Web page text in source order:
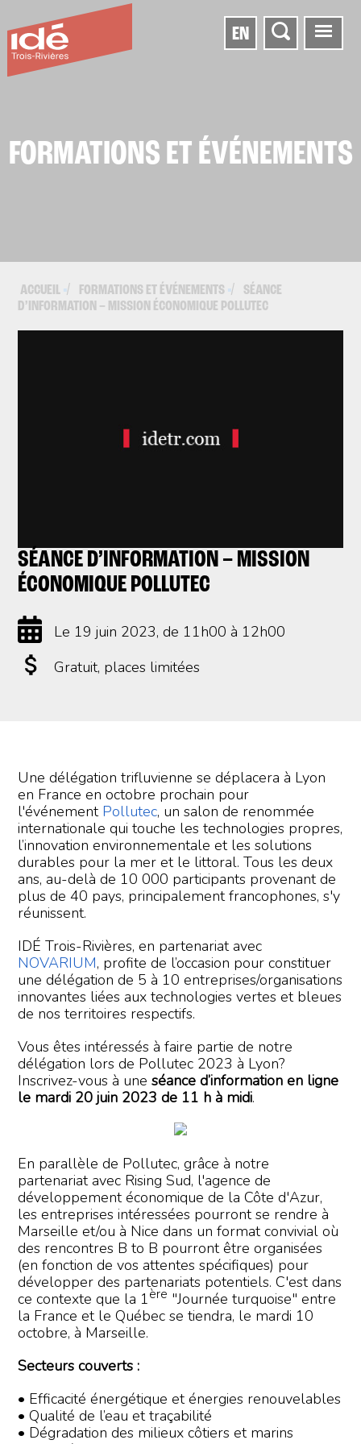
EN
FORMATIONS ET ÉVÉNEMENTS
ACCUEIL ▪ FORMATIONS ET ÉVÉNEMENTS ▪
SÉANCE
D’INFORMATION – MISSION ÉCONOMIQUE POLLUTEC
SÉANCE D’INFORMATION – MISSION
ÉCONOMIQUE POLLUTEC
Le 19 juin 2023, de 11h00 à 12h00
Gratuit, places limitées
Une délégation trifluvienne se déplacera à Lyon
en France en octobre prochain pour
l'événement Pollutec, un salon de renommée
internationale qui touche les technologies propres,
l’innovation environnementale et les solutions
durables pour la mer et le littoral. Tous les deux
ans, au-delà de 10 000 participants provenant de
plus de 40 pays, principalement francophones, s'y
réunissent.
IDÉ Trois-Rivières, en partenariat avec
NOVARIUM, profite de l’occasion pour constituer
une délégation de 5 à 10 entreprises/organisations
innovantes liées aux technologies vertes et bleues
de nos territoires respectifs.
Vous êtes intéressés à faire partie de notre
délégation lors de Pollutec 2023 à Lyon?
Inscrivez-vous à uneséance d’information en ligne
le mardi 20 juin 2023 de 11 h à midi.
En parallèle de Pollutec, grâce à notre
partenariat avec Rising Sud, l'agence de
développement économique de la Côte d'Azur,
les entreprises intéressées pourront se rendre à
Marseille et/ou à Nice dans un format convivial où
des rencontres B to B pourront être organisées
(en fonction de vos attentes spécifiques) pour
développer des partenariats potentiels. C'est dans
ce contexte que la 1ère "Journée turquoise" entre
la France et le Québec se tiendra, le mardi 10
octobre, à Marseille.
Secteurs couverts :
• Efficacité énergétique et énergies renouvelables
• Qualité de l’eau et traçabilité
• Dégradation des milieux côtiers et marins